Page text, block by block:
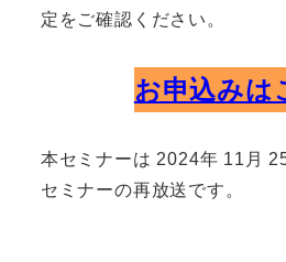
定をご確認ください。
お申込みは
本セミナーは 2024年 11月
セミナーの再放送です。